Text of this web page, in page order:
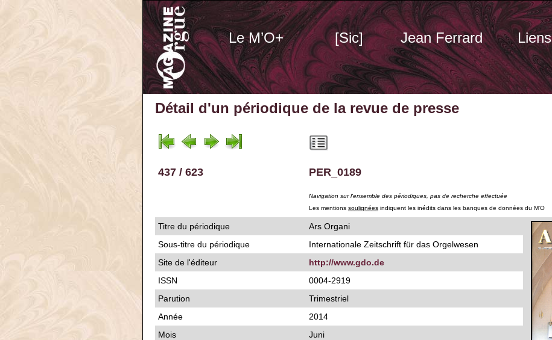
Le M’O+ [Sic] Jean Ferrard Liens
Détail d'un périodique de la revue de presse
437 / 623 PER_0189
Navigation sur l'ensemble des périodiques, pas de recherche effectuée
Les mentions soulignées indiquent les inédits dans les banques de données du M'O
Titre du périodique
Ars Organi
Sous-titre du périodique
Internationale Zeitschrift für das Orgelwesen
Site de l'éditeur
http://www.gdo.de
ISSN
0004-2919
Parution
Trimestriel
Année
2014
Mois
Juni